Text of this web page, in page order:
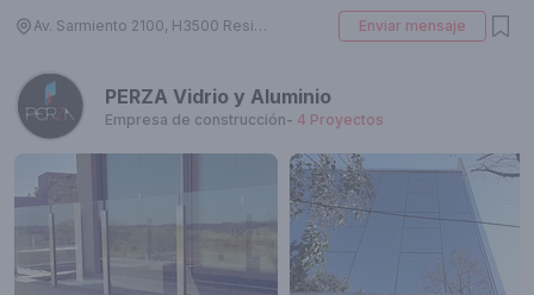
Av. Sarmiento 2100, H3500 Resistencia, Chaco, Argentina Enviar mensaje
PERZA Vidrio y Aluminio
Empresa de construcción- 4 Proyectos